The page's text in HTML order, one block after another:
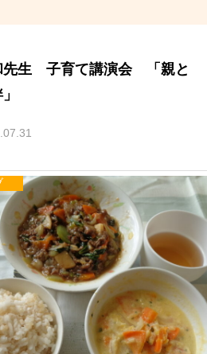
先生 子育て講演会 「親と
」